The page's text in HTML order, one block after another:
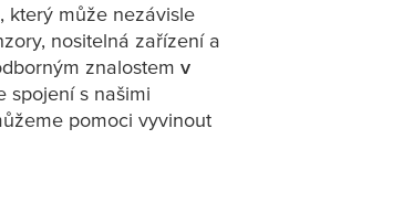
, který může nezávisle
nositelná zařízení a
znalostem v
spojení s našimi
pomoci vyvinout